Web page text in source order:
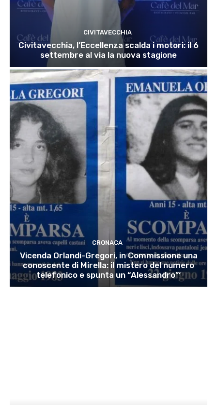
CIVITAVECCHIA
Civitavecchia, l’Eccellenza scalda i motori: il 6
settembre al via la nuova stagione
CRONACA
Vicenda Orlandi-Gregori, in Commissione una
conoscente di Mirella: il mistero del numero
telefonico e spunta un “Alessandro”‘